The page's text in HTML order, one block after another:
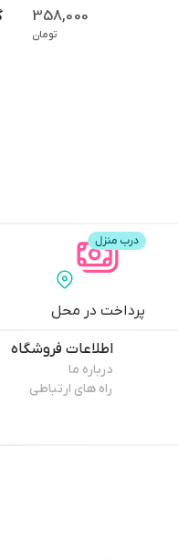
358,000
تومان
پرداخت در محل
اطلاعات فروشگاه
درباره ما
راه های ارتباطی